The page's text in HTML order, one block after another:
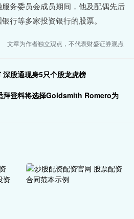
务委员会成员期间，他及配偶先后
行等多家投资银行的股票。
文章为作者独立观点，不代表财盛证券观点
深股通现身5只个股龙虎榜
拜登料将选择Goldsmith Romero为